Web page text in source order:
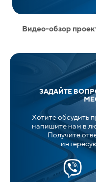
Видео-обзор
ЗАДАЙТЕ
Хотите обсудить
напишите нам в
Получите